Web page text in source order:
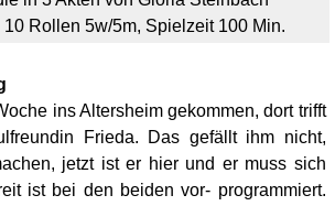
10 Rollen 5w/5m, Spielzeit 100 Min.
ins Altersheim gekommen, dort trifft
Frieda. Das gefällt ihm nicht,
jetzt ist er hier und er muss sich
ist bei den beiden vor- programmiert.